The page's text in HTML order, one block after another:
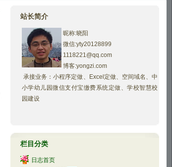
站长简介
昵称:晓阳
微信:yty20128899
1118221@qq.com
博客:yongzi.com
承接业务：小程序定做、Excel定做、空间域名、 中
小学幼儿园微信支付宝缴费系统定做、学校智慧校
园建设
栏目分类
日志首页